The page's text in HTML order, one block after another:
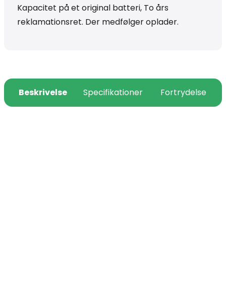
Kapacitet på et original batteri, To års
reklamationsret. Der medfølger oplader.
Beskrivelse Specifikationer Fortrydelse